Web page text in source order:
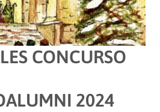
CONCURSO
2024